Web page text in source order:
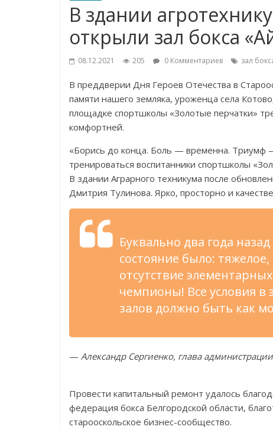
В здании
открыли зал бокса
08.12.2021 205 0 Комментариев зал
В преддверии Дня Героев Отечества в
памяти нашего земляка, уроженца села
площадке спортшколы «Золотые перчатки»
комфортней.
«Борись до конца. Боль — временна.
тренироваться воспитанники спортшколы
В здании Аграрного техникума после
Дмитрия Тулинова. Ярко, просторно и
Буквально два года
состояние было:
отсутствие
чемпионы! Все условия в
залов должно быть как
— Александр Сергиенко, глава
Провести капитальный ремонт удалось
федерация бокса Белгородской области,
старооскольское бизнес-сообщество.